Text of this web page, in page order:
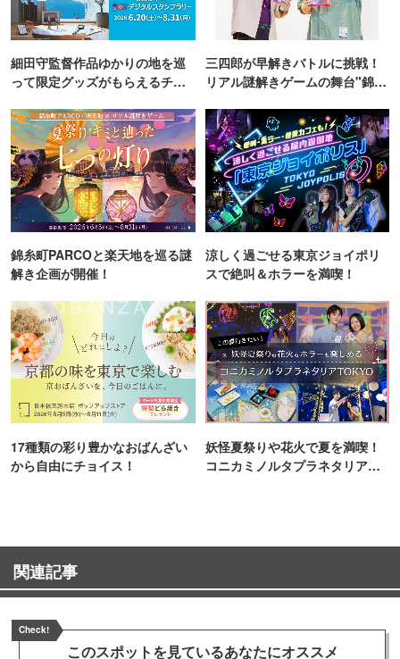
細田守監督作品ゆかりの地を巡
って限定グッズがもらえるチャ
三四郎が早解きバトルに挑戦！
リアル謎解きゲームの舞台"錦糸
錦糸町PARCOと楽天地を巡る謎
解き企画が開催！
涼しく過ごせる東京ジョイポリ
スで絶叫＆ホラーを満喫！
17種類の彩り豊かなおばんざい
から自由にチョイス！
妖怪夏祭りや花火で夏を満喫！
コニカミノルタプラネタリア
関連記事
Check!
このスポットを見ているあなたにオススメ